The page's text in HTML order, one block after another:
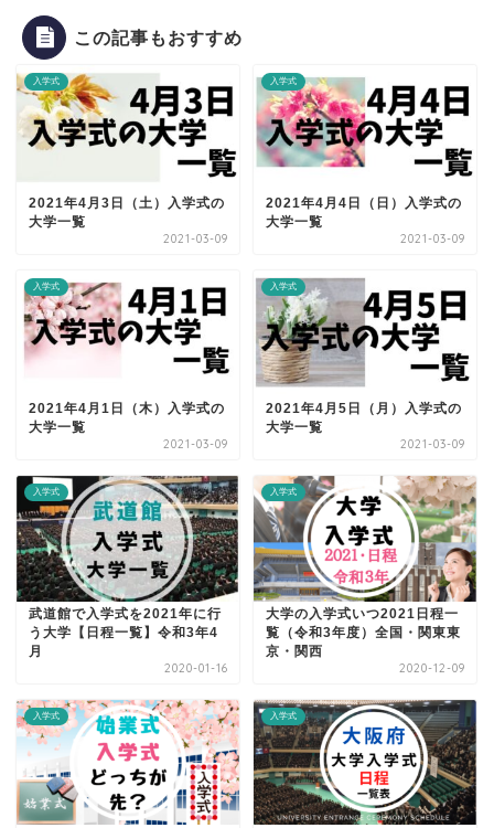
この記事もおすすめ
入学式
2021年4月3日（土）入学式の
大学一覧
2021-03-09
入学式
2021年4月4日（日）入学式の
大学一覧
2021-03-09
入学式
2021年4月1日（木）入学式の
大学一覧
2021-03-09
入学式
2021年4月5日（月）入学式の
大学一覧
2021-03-09
入学式
武道館で入学式を2021年に行
う大学【日程一覧】令和3年4
月
2020-01-16
入学式
大学の入学式いつ2021日程一
覧（令和3年度）全国・関東東
京・関西
2020-12-09
入学式 入学式